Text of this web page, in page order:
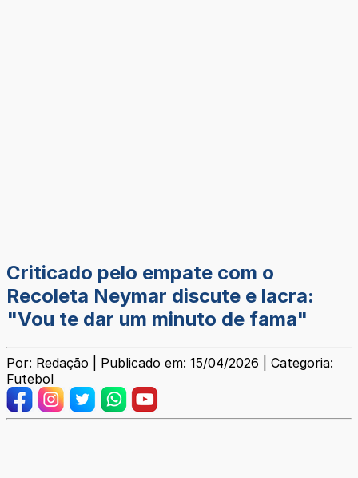
Criticado pelo empate com o
Recoleta Neymar discute e lacra:
"Vou te dar um minuto de fama"
Por: Redação | Publicado em: 15/04/2026 | Categoria:
Futebol